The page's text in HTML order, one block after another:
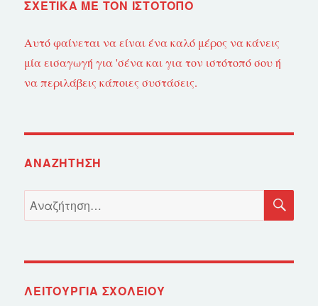
ΣΧΕΤΙΚΆ ΜΕ ΤΟΝ ΙΣΤΌΤΟΠΟ
Αυτό φαίνεται να είναι ένα καλό μέρος να κάνεις
μία εισαγωγή για 'σένα και για τον ιστότοπό σου ή
να περιλάβεις κάποιες συστάσεις.
ΑΝΑΖΉΤΗΣΗ
Αναζήτηση
για:
ΛΕΙΤΟΥΡΓΊΑ ΣΧΟΛΕΊΟΥ